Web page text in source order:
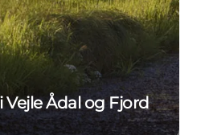
Ådal og Fjord